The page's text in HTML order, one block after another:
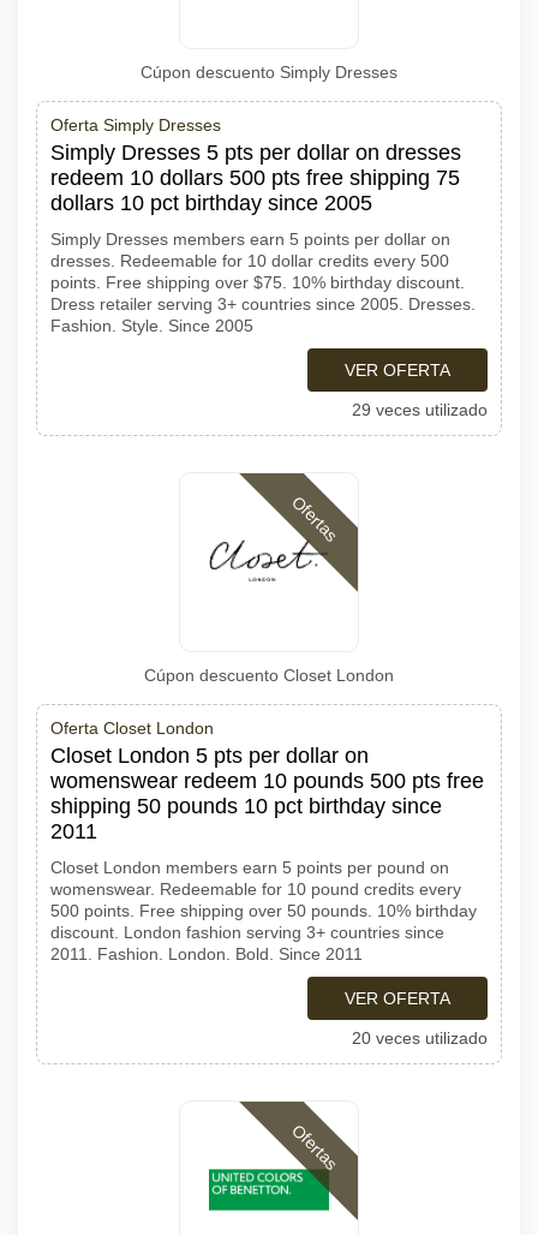
Cúpon descuento Simply Dresses
Oferta Simply Dresses
Simply Dresses 5 pts per dollar on dresses
redeem 10 dollars 500 pts free shipping 75
dollars 10 pct birthday since 2005
Simply Dresses members earn 5 points per dollar on
dresses. Redeemable for 10 dollar credits every 500
points. Free shipping over $75. 10% birthday discount.
Dress retailer serving 3+ countries since 2005. Dresses.
Fashion. Style. Since 2005
VER OFERTA
29 veces utilizado
Ofertas
Cúpon descuento Closet London
Oferta Closet London
Closet London 5 pts per dollar on
womenswear redeem 10 pounds 500 pts free
shipping 50 pounds 10 pct birthday since
2011
Closet London members earn 5 points per pound on
womenswear. Redeemable for 10 pound credits every
500 points. Free shipping over 50 pounds. 10% birthday
discount. London fashion serving 3+ countries since
2011. Fashion. London. Bold. Since 2011
VER OFERTA
20 veces utilizado
Ofertas